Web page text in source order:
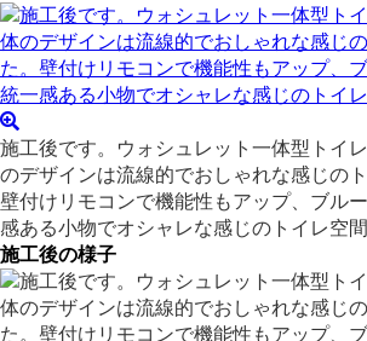
施工後です。ウォシュレット一体型トイ
のデザインは流線的でおしゃれな感じの
壁付けリモコンで機能性もアップ、ブル
感ある小物でオシャレな感じのトイレ空間
施工後の様子